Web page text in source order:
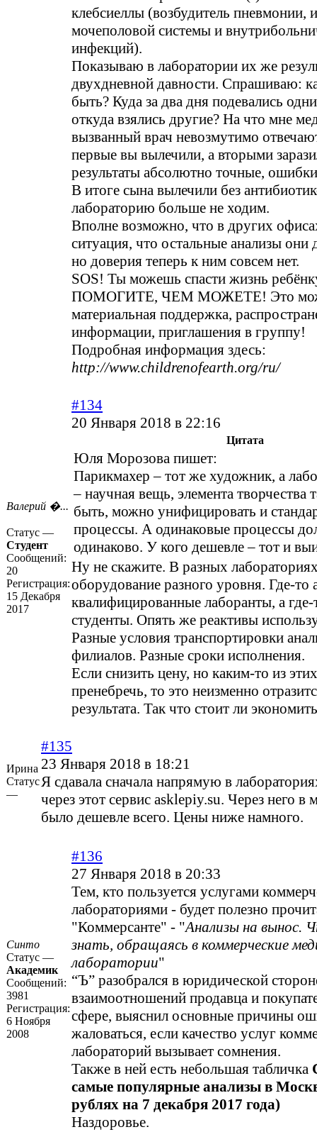
клебсиеллы (возбудитель пневмонии,
мочеполовой системы и
инфекций).
Показываю в лаборатории их же
двухдневной давности. Спрашиваю:
быть? Куда за два дня подевались
откуда взялись другие? На что мне
вызванный врач невозмутимо
первые вы вылечили, а вторыми
результаты абсолютно точные,
В итоге сына вылечили без
лабораторию больше не ходим.
Вполне возможно, что в других
ситуация, что остальные анализы
но доверия теперь к ним совсем нет.
SOS! Ты можешь спасти жизнь
ПОМОГИТЕ, ЧЕМ МОЖЕТЕ! Это
материальная поддержка,
информации, приглашения в группу!
Подробная информация здесь:
http://www.childrenofearth.org/ru/
Валерий �...
Статус —
Студент
Сообщений:
20
Регистрация:
15 Декабря
2017
#134
20 Января 2018 в 22:16
Цитата
Юля Морозова пишет:
Парикмахер – тот же художник, а
– научная вещь, элемента творчества
быть, можно унифицировать и
процессы. А одинаковые процессы
одинаково. У кого дешевле – тот и
Ну не скажите. В разных
оборудование разного уровня. Где-то
квалифицированные лаборанты, а
студенты. Опять же реактивы
Разные условия транспортировки
филиалов. Разные сроки исполнения.
Если снизить цену, но каким-то из
пренебречь, то это неизменно
результата. Так что стоит ли
Ирина
Статус
—
#135
23 Января 2018 в 18:21
Я сдавала сначала напрямую в
через этот сервис asklepiy.su. Через него в
было дешевле всего. Цены ниже намного.
Синто
Статус —
Академик
Сообщений:
3981
Регистрация:
6 Ноября
2008
#136
27 Января 2018 в 20:33
Тем, кто пользуется услугами
лабораториями - будет полезно
"Коммерсанте" - "Анализы на вынос.
знать, обращаясь в коммерческие
лаборатории"
“Ъ” разобрался в юридической
взаимоотношений продавца и
сфере, выяснил основные причины
жаловаться, если качество услуг
лабораторий вызывает сомнения.
Также в ней есть небольшая табличка
самые популярные анализы в
рублях на 7 декабря 2017 года)
Наздоровье.